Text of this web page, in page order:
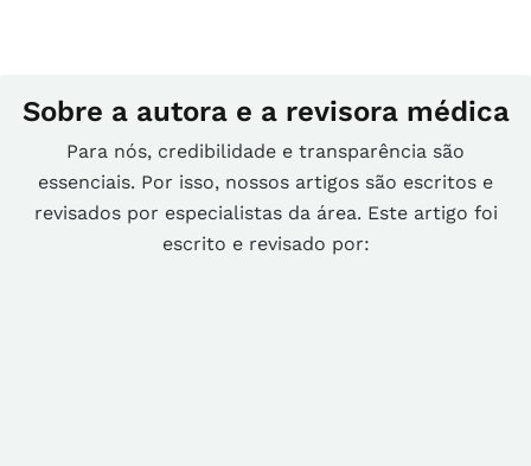
Sobre a autora e a revisora médica
Para nós, credibilidade e transparência são
essenciais. Por isso, nossos artigos são escritos e
revisados por especialistas da área. Este artigo foi
escrito e revisado por: